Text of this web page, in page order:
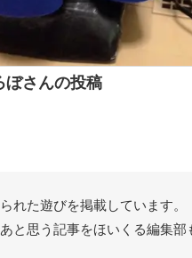
ぼさんの投稿
れた遊びを掲載しています。
と思う記事をほいくる編集部